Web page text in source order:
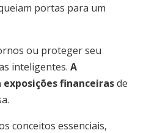
portas para um
ou proteger seu
inteligentes. A
financeirasde
conceitos essenciais,